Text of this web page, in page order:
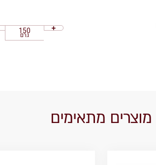
גרם
מוצרים מתאימים